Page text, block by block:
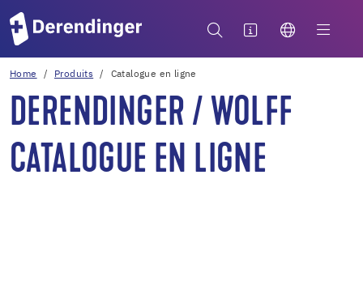
Home Produits Catalogue en ligne
DERENDINGER / WOLFF
CATALOGUE EN LIGNE